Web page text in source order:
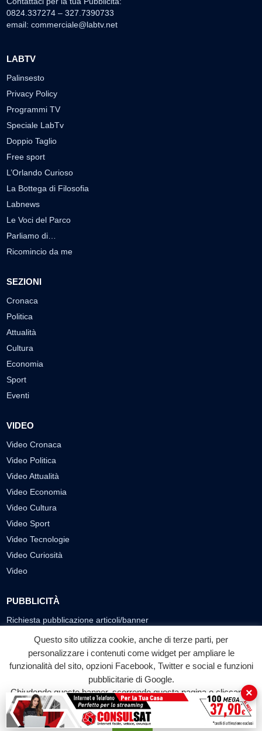
0824.337274 – 327.7390733
email: commerciale@labtv.net
LABTV
Palinsesto
Privacy Policy
Programmi TV
Speciale LabTv
Doppio Taglio
Free sport
L’Orlando Curioso
La Bottega di Filosofia
Labnews
Le Voci del Parco
Parliamo di…
Ricomincio da me
SEZIONI
Cronaca
Politica
Attualità
Cultura
Economia
Sport
Eventi
VIDEO
Video Cronaca
Video Politica
Video Attualità
Video Economia
Video Cultura
Video Sport
Video Tecnologie
Video Curiosità
Video
PUBBLICITÀ
Richiesta pubblicazione articoli/banner
SEGUICI SUI SOCIAL
f
Facebook
◎ ▶
YouTube
© 2026 LABTV - Tutti i diritti riservati
Questo sito utilizza cookie, anche di terze parti, per
personalizzare i contenuti come widget per ampliare le
funzionalità del sito, opzioni Facebook, Twitter e social e funzioni
pubblicitarie di Google.
Chiudendo questo banner, scorrendo questa pagina o cliccando
su qualunque suo elemento acconsenti all'uso dei cookie.
Accetta
×